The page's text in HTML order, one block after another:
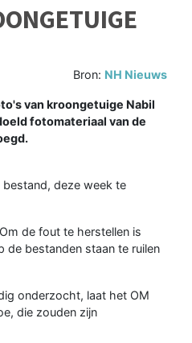
Bron: NH Nieuws
van kroongetuige Nabil
fotomateriaal van de
deze week te
de fout te herstellen is
bestanden staan te ruilen
onderzocht, laat het OM
die zouden zijn